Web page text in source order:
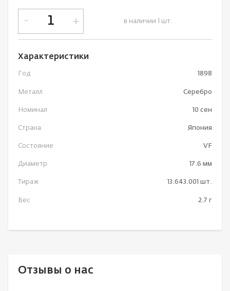
в наличии 1 шт.
- +
Характеристики
Год 1898
Металл Серебро
Номинал 10 сен
Страна Япония
Состояние VF
Диаметр 17.6 мм
Тираж 13.643.001 шт.
Вес 2.7 г
Отзывы о нас